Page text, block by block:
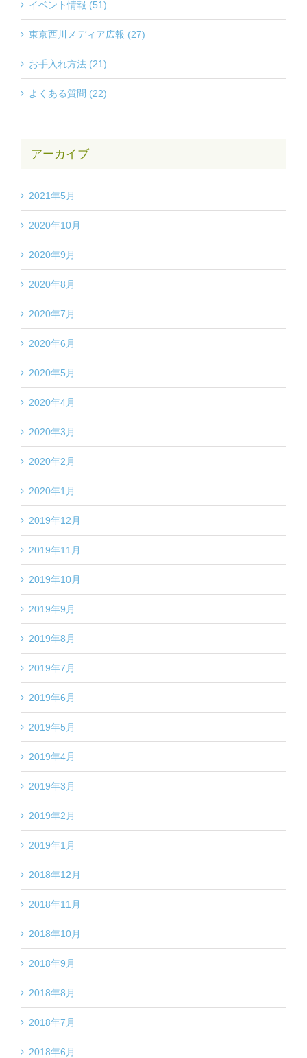
イベント情報 (51)
東京西川メディア広報 (27)
お手入れ方法 (21)
よくある質問 (22)
アーカイブ
2021年5月
2020年10月
2020年9月
2020年8月
2020年7月
2020年6月
2020年5月
2020年4月
2020年3月
2020年2月
2020年1月
2019年12月
2019年11月
2019年10月
2019年9月
2019年8月
2019年7月
2019年6月
2019年5月
2019年4月
2019年3月
2019年2月
2019年1月
2018年12月
2018年11月
2018年10月
2018年9月
2018年8月
2018年7月
2018年6月